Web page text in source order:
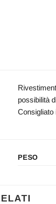
possibilità
Consigliato
PESO